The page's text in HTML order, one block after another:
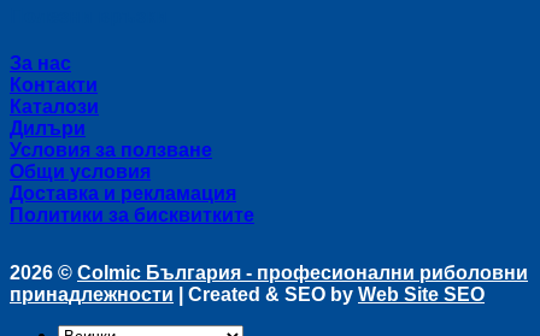
За нас
Контакти
Каталози
Дилъри
Условия за ползване
Общи условия
Доставка и рекламация
Политики за бисквитките
2026 © Colmic България - професионални риболовни
принадлежности | Created & SEO by Web Site SEO